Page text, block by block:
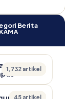
Berita
1,732 artikel
45 artikel